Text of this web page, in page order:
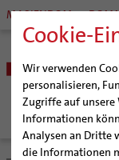
Cookie-
Wir verwenden
personalisieren,
Zugriffe auf unsere
Informationen
Analysen an Dritte
die Informationen
MARIENDOM
BISTUM